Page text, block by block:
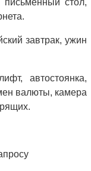
завтрак, ужин
автостоянка,
валюты, камера